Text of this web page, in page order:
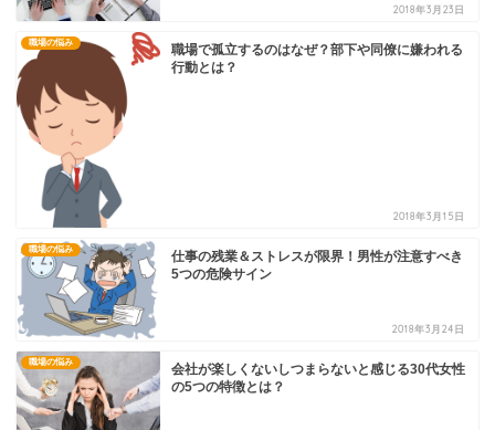
2018年3月23日
職場の悩み
職場で孤立するのはなぜ？部下や同僚に嫌われる
行動とは？
2018年3月15日
職場の悩み
仕事の残業＆ストレスが限界！男性が注意すべき
5つの危険サイン
2018年3月24日
職場の悩み
会社が楽しくないしつまらないと感じる30代女性
の5つの特徴とは？